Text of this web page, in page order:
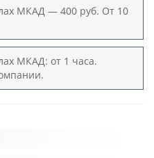
МКАД — 400 руб. От 10
МКАД: от 1 часа.